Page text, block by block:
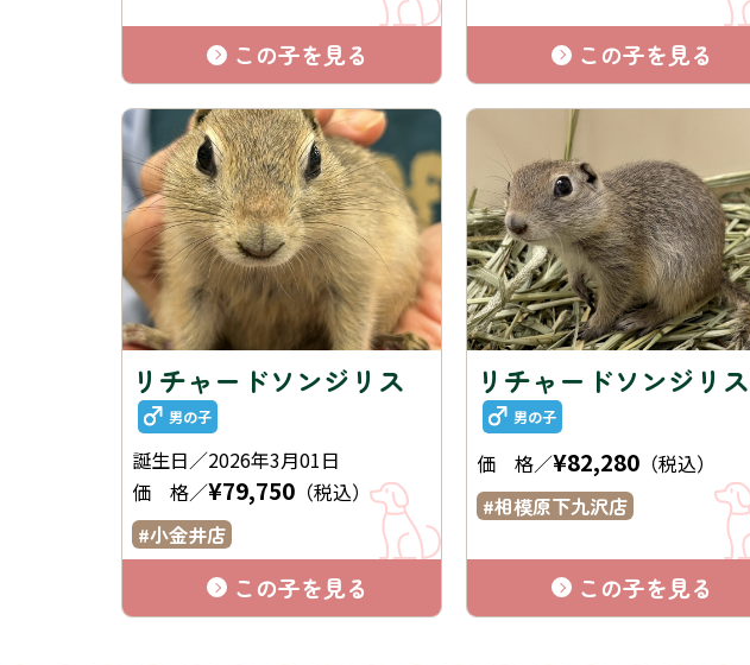
この子を見る この子を見る
リチャードソンジリス
男の子
誕生日／2026年3月01日
価 格／¥79,750 （税込）
小金井店
この子を見る
リチャードソンジリス
男の子
価 格／¥82,280 （税込）
相模原下九沢店
この子を見る